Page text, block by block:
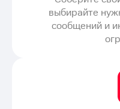
выбирайте
сообщений и